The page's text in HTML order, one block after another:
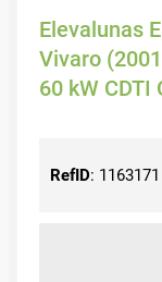
Elevalunas
Vivaro
60 kW CDTI
RefID: 1163171